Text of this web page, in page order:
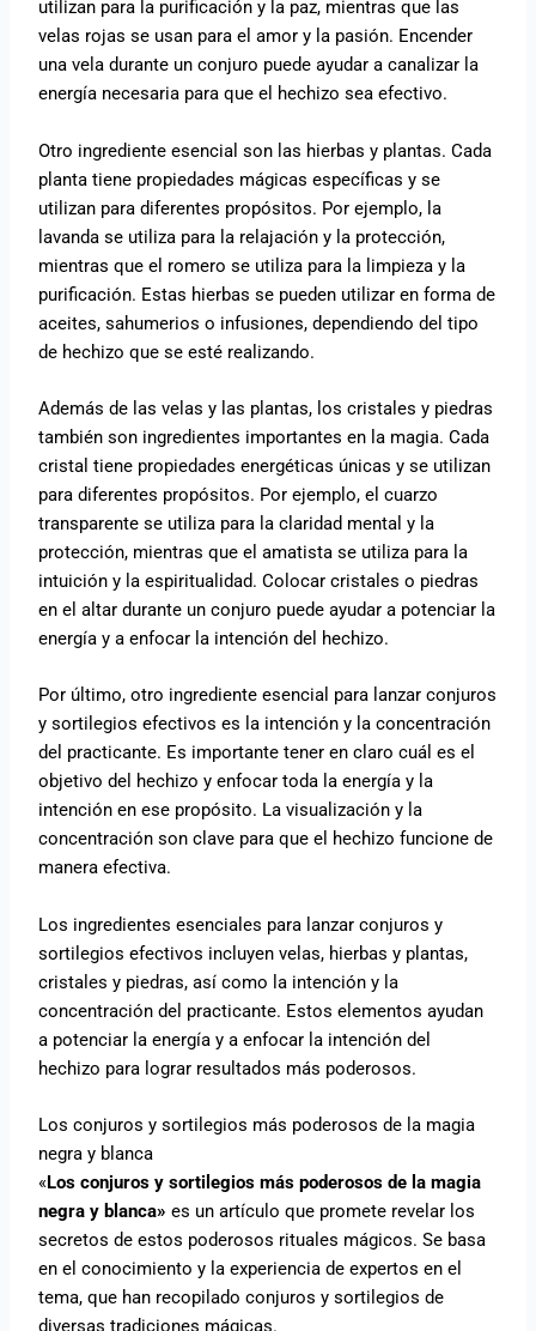
utilizan para la purificación y la paz, mientras que las
velas rojas se usan para el amor y la pasión. Encender
una vela durante un conjuro puede ayudar a canalizar la
energía necesaria para que el hechizo sea efectivo.
Otro ingrediente esencial son las hierbas y plantas. Cada
planta tiene propiedades mágicas específicas y se
utilizan para diferentes propósitos. Por ejemplo, la
lavanda se utiliza para la relajación y la protección,
mientras que el romero se utiliza para la limpieza y la
purificación. Estas hierbas se pueden utilizar en forma de
aceites, sahumerios o infusiones, dependiendo del tipo
de hechizo que se esté realizando.
Además de las velas y las plantas, los cristales y piedras
también son ingredientes importantes en la magia. Cada
cristal tiene propiedades energéticas únicas y se utilizan
para diferentes propósitos. Por ejemplo, el cuarzo
transparente se utiliza para la claridad mental y la
protección, mientras que el amatista se utiliza para la
intuición y la espiritualidad. Colocar cristales o piedras
en el altar durante un conjuro puede ayudar a potenciar la
energía y a enfocar la intención del hechizo.
Por último, otro ingrediente esencial para lanzar conjuros
y sortilegios efectivos es la intención y la concentración
del practicante. Es importante tener en claro cuál es el
objetivo del hechizo y enfocar toda la energía y la
intención en ese propósito. La visualización y la
concentración son clave para que el hechizo funcione de
manera efectiva.
Los ingredientes esenciales para lanzar conjuros y
sortilegios efectivos incluyen velas, hierbas y plantas,
cristales y piedras, así como la intención y la
concentración del practicante. Estos elementos ayudan
a potenciar la energía y a enfocar la intención del
hechizo para lograr resultados más poderosos.
Los conjuros y sortilegios más poderosos de la magia
negra y blanca
«Los conjuros y sortilegios más poderosos de la magia
negra y blanca» es un artículo que promete revelar los
secretos de estos poderosos rituales mágicos. Se basa
en el conocimiento y la experiencia de expertos en el
tema, que han recopilado conjuros y sortilegios de
diversas tradiciones mágicas.